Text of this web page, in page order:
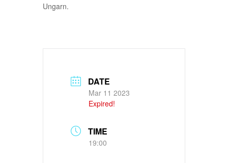
Ungarn.
DATE
Mar 11 2023
Expired!
TIME
19:00